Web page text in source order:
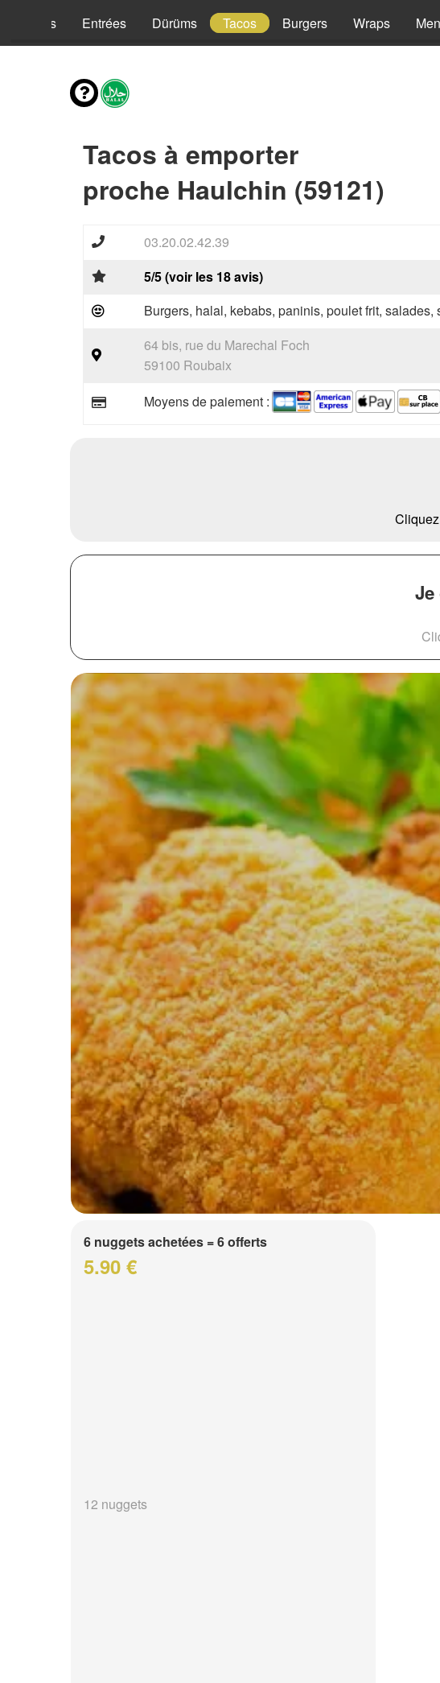
Kebabs Entrées Dürüms Tacos Burgers Wraps
Tacos à emporter
proche Haulchin (59121)
03.20.02.42.39
5/5 (voir les 18 avis)
Burgers, halal, kebabs, paninis, poulet frit,
64 bis, rue du Marechal Foch
59100 Roubaix
Moyens de paiement :
Je
6 nuggets achetées = 6 offerts
5.90 €
12 nuggets